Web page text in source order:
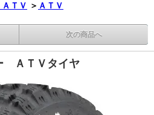
ＴＶ ＞ ＡＴＶ
次の商品へ
ＡＴＶタイヤ